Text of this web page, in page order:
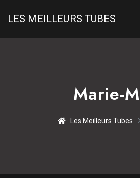
LES MEILLEURS TUBES
Marie-
Les Meilleurs Tubes